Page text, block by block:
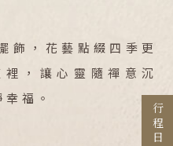
飾，花藝點綴四季更
，讓心靈隨禪意沉
福。